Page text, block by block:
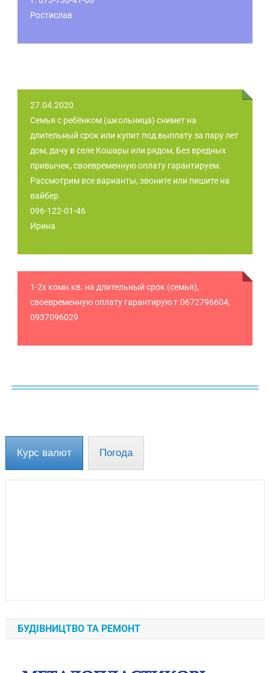
Ростислав
27.04.2020
Семья с ребёнком (школьница) снимет на
длительный срок или купит под выплату за пару лет
дом, дачу в селе Кошары или рядом, Без вредных
привычек, своевременную оплату гарантируем.
Рассмотрим все варианты, звоните или пишите на
вайбер
096-122-01-46
Ирина
1-2х комн.кв. на длительный срок (семья),
своевременную оплату гарантирую т.0672796604,
0937096029
Курс валют Погода
БУДІВНИЦТВО ТА РЕМОНТ